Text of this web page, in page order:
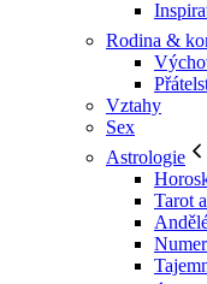
Rodina &
Vztahy
Sex
Astrologie
Tarot